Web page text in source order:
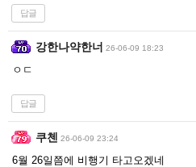
답글
강한나약한너 26-06-09 18:23
ㅇㄷ
답글
쿠첸 26-06-09 23:24
6월 26일쯤에 비행기 타고오겠네